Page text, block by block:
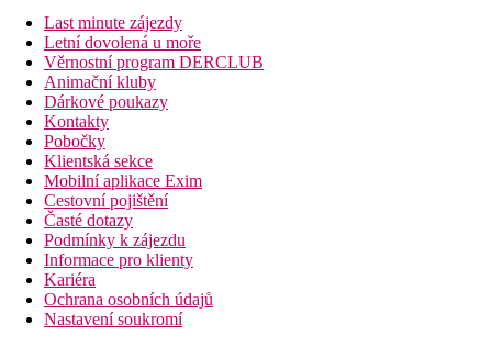
Last minute zájezdy
Letní dovolená u moře
Věrnostní program DERCLUB
Animační kluby
Dárkové poukazy
Kontakty
Pobočky
Klientská sekce
Mobilní aplikace Exim
Cestovní pojištění
Časté dotazy
Podmínky k zájezdu
Informace pro klienty
Kariéra
Ochrana osobních údajů
Nastavení soukromí